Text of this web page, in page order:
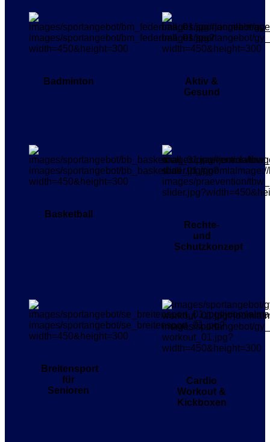
Badminton
Aktiv &
Gesund
Basketball
Rechte-
und
Schutzkonzept
Breitensport
für
Senioren
Cardio
Workout &
Kickboxen